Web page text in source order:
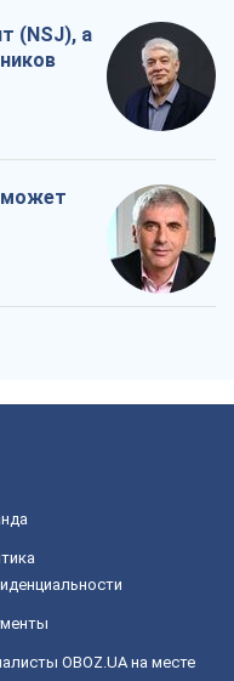
(NSJ), а
может
OBOZ.UA на месте